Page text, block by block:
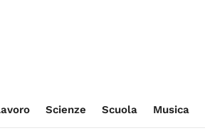
Scienze Scuola Musica